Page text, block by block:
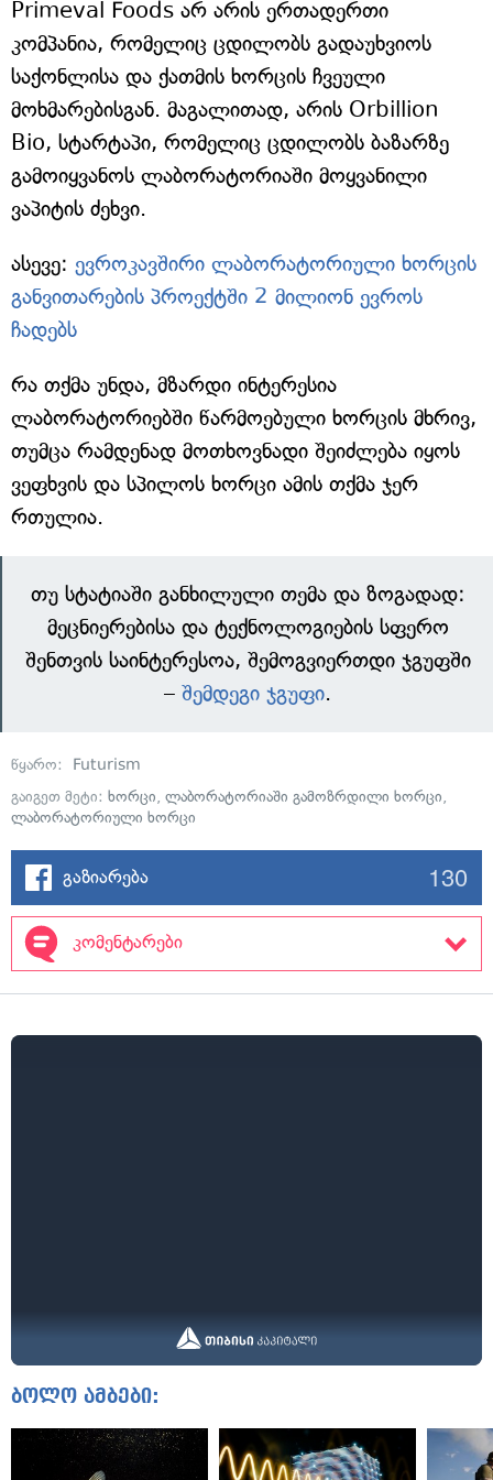
Primeval Foods არ არის ერთადერთი
კომპანია, რომელიც ცდილობს გადაუხვიოს
საქონლისა და ქათმის ხორცის ჩვეული
მოხმარებისგან. მაგალითად, არის Orbillion
Bio, სტარტაპი, რომელიც ცდილობს ბაზარზე
გამოიყვანოს ლაბორატორიაში მოყვანილი
ვაპიტის ძეხვი.
ასევე: ევროკავშირი ლაბორატორიული ხორცის
განვითარების პროექტში 2 მილიონ ევროს
ჩადებს
რა თქმა უნდა, მზარდი ინტერესია
ლაბორატორიებში წარმოებული ხორცის მხრივ,
თუმცა რამდენად მოთხოვნადი შეიძლება იყოს
ვეფხვის და სპილოს ხორცი ამის თქმა ჯერ
რთულია.
თუ სტატიაში განხილული თემა და ზოგადად:
მეცნიერებისა და ტექნოლოგიების სფერო
შენთვის საინტერესოა, შემოგვიერთდი ჯგუფში
– შემდეგი ჯგუფი.
წყარო: Futurism
გაიგეთ მეტი: ხორცი, ლაბორატორიაში გამოზრდილი ხორცი,
ლაბორატორიული ხორცი
გაზიარება 130
კომენტარები
ბოლო ამბები: